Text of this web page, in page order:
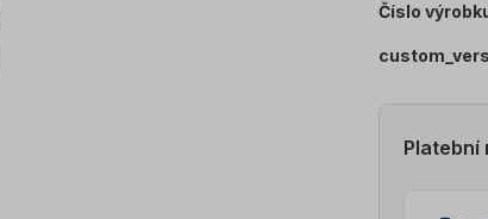
Číslo
Platební